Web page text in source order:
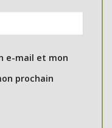
e-mail et mon
prochain